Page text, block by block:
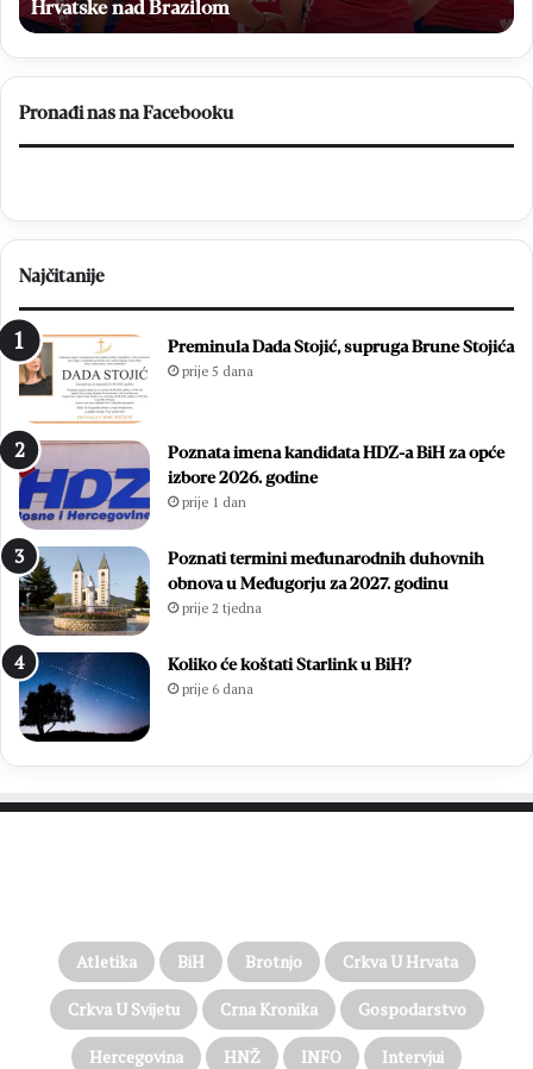
poznatom
dresu
ponovno u poznatom dresu
Pronađi nas na Facebooku
Najčitanije
Preminula Dada Stojić, supruga Brune Stojića
prije 5 dana
Poznata imena kandidata HDZ-a BiH za opće
izbore 2026. godine
prije 1 dan
Poznati termini međunarodnih duhovnih
obnova u Međugorju za 2027. godinu
prije 2 tjedna
Koliko će koštati Starlink u BiH?
prije 6 dana
Atletika BiH Brotnjo Crkva U Hrvata
Crkva U Svijetu Crna Kronika Gospodarstvo
Hercegovina HNŽ INFO Intervjui